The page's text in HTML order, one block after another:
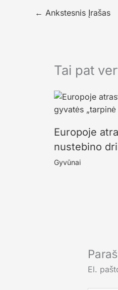
← Ankstesnis Įrašas
Tai pat
Europoje
nustebino
Gyvūnai
El.